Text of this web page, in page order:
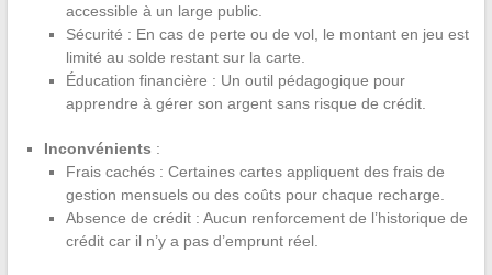
accessible à un large public.
Sécurité : En cas de perte ou de vol, le montant en jeu est
limité au solde restant sur la carte.
Éducation financière : Un outil pédagogique pour
apprendre à gérer son argent sans risque de crédit.
Inconvénients :
Frais cachés : Certaines cartes appliquent des frais de
gestion mensuels ou des coûts pour chaque recharge.
Absence de crédit : Aucun renforcement de l’historique de
crédit car il n’y a pas d’emprunt réel.